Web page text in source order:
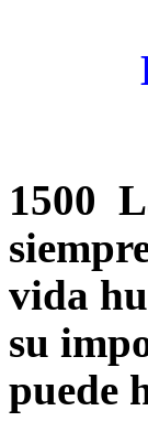
La
1500
vida
su
puede